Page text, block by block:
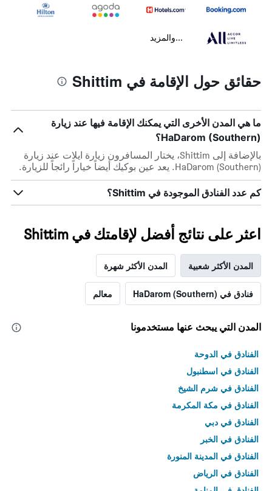
...والمزيد
حقائق حول الإقامة في Shittim
ما هي المدن الأخرى التي يمكنك الإقامة فيها عند زيارة
HaDarom (Southern)؟
بالإضافة إلى Shittim، يختار المسافرون زيارة ايلات عند زيارة
HaDarom (Southern). يعد عين بوكيك أيضاً خياراً رائجاً للزيارة.
كم عدد الفنادق الموجودة في Shittim؟
اعثر على نتائج أفضل لإقامتك في Shittim
المدن الأكثر شعبية المدن الأكثر شهرة
فنادق في HaDarom (Southern) معالم
المدن التي يبحث عنها مستخدمونا
الفنادق في الدوحة
الفنادق في اسطنبول
الفنادق في شرم الشيخ
الفنادق في مكة المكرمة
الفنادق في دبي
الفنادق في الخبر
الفنادق في المدينة المنورة
الفنادق في الرياض